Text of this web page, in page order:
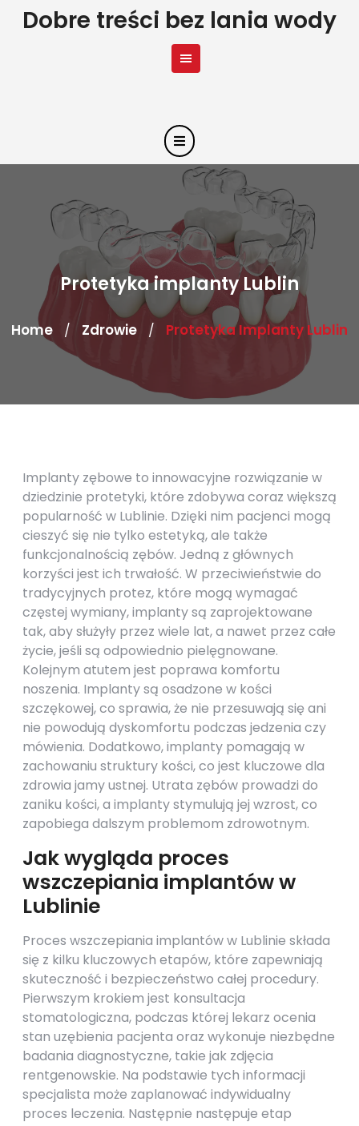
SkipDobre treści bez lania wody
Protetyka implanty Lublin
Home / Zdrowie / Protetyka Implanty Lublin
Implanty zębowe to innowacyjne rozwiązanie w
dziedzinie protetyki, które zdobywa coraz większą
popularność w Lublinie. Dzięki nim pacjenci mogą
cieszyć się nie tylko estetyką, ale także
funkcjonalnością zębów. Jedną z głównych
korzyści jest ich trwałość. W przeciwieństwie do
tradycyjnych protez, które mogą wymagać
częstej wymiany, implanty są zaprojektowane
tak, aby służyły przez wiele lat, a nawet przez całe
życie, jeśli są odpowiednio pielęgnowane.
Kolejnym atutem jest poprawa komfortu
noszenia. Implanty są osadzone w kości
szczękowej, co sprawia, że nie przesuwają się ani
nie powodują dyskomfortu podczas jedzenia czy
mówienia. Dodatkowo, implanty pomagają w
zachowaniu struktury kości, co jest kluczowe dla
zdrowia jamy ustnej. Utrata zębów prowadzi do
zaniku kości, a implanty stymulują jej wzrost, co
zapobiega dalszym problemom zdrowotnym.
Jak wygląda proces
wszczepiania implantów w
Lublinie
Proces wszczepiania implantów w Lublinie składa
się z kilku kluczowych etapów, które zapewniają
skuteczność i bezpieczeństwo całej procedury.
Pierwszym krokiem jest konsultacja
stomatologiczna, podczas której lekarz ocenia
stan uzębienia pacjenta oraz wykonuje niezbędne
badania diagnostyczne, takie jak zdjęcia
rentgenowskie. Na podstawie tych informacji
specjalista może zaplanować indywidualny
proces leczenia. Następnie następuje etap